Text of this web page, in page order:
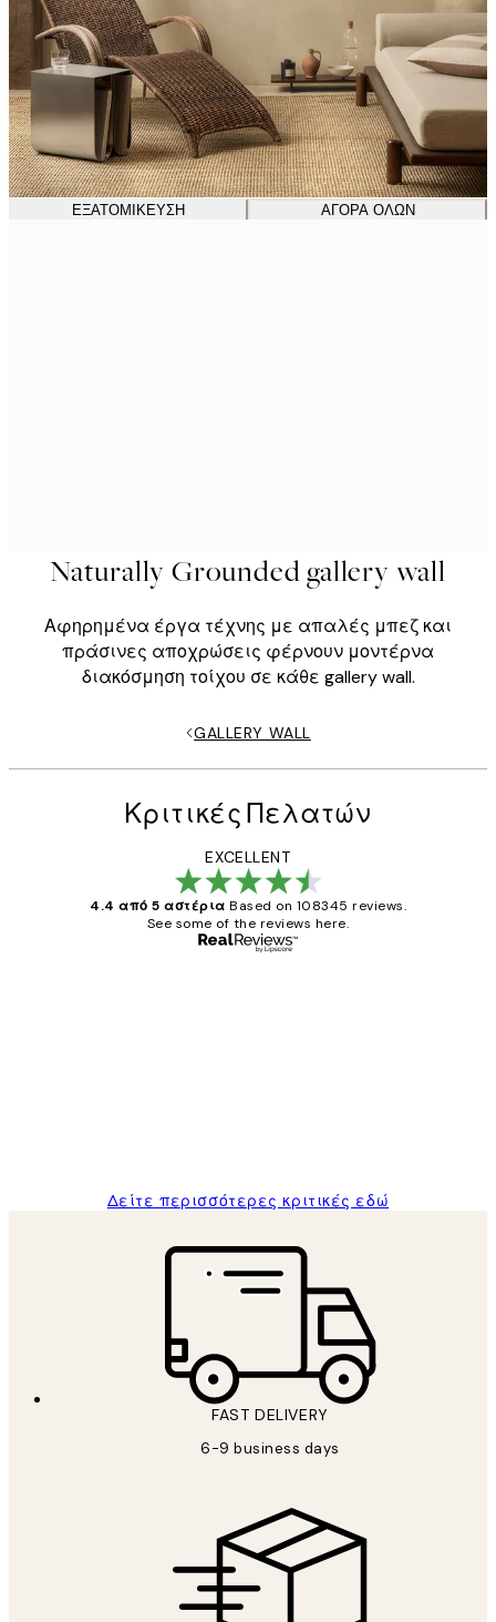
ΕΞΑΤΟΜΊΚΕΥΣΗ ΑΓΟΡΆ ΌΛΩΝ
Naturally Grounded gallery wall
Αφηρημένα έργα τέχνης με απαλές μπεζ και
πράσινες αποχρώσεις φέρνουν μοντέρνα
διακόσμηση τοίχου σε κάθε gallery wall.
GALLERY WALL
Κριτικές Πελατών
EXCELLENT
4.4 από 5 αστέρια Based on 108345 reviews.
See some of the reviews here.
Δείτε περισσότερες κριτικές εδώ
FAST DELIVERY
6-9 business days